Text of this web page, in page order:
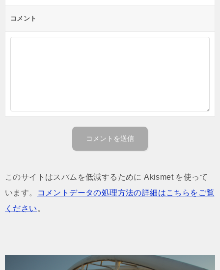
コメント
このサイトはスパムを低減するために Akismet を使って
います。
コメントデータの処理方法の詳細はこちらをご覧
ください 。